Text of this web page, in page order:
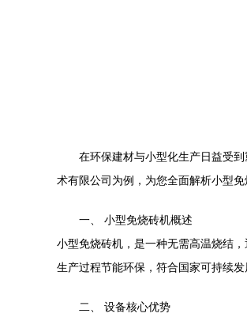
在环保建材与小型化生产日益受
术有限公司为例，为您全面解析小型免
一、 小型免烧砖机概述
小型免烧砖机，是一种无需高温烧结
生产过程节能环保，符合国家可持续发
二、 设备核心优势